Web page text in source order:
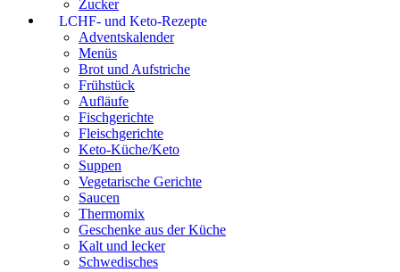
Zucker
LCHF- und Keto-Rezepte
Adventskalender
Menüs
Brot und Aufstriche
Frühstück
Aufläufe
Fischgerichte
Fleischgerichte
Keto-Küche/Keto
Suppen
Vegetarische Gerichte
Saucen
Thermomix
Geschenke aus der Küche
Kalt und lecker
Schwedisches